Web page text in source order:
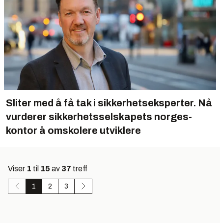
Sliter med å få tak i sikkerhets­eksperter. Nå
vurderer sikker­hets­selskapets norges­
kontor å om­skolere utviklere
Viser 1 til 15 av 37 treff
1 2 3